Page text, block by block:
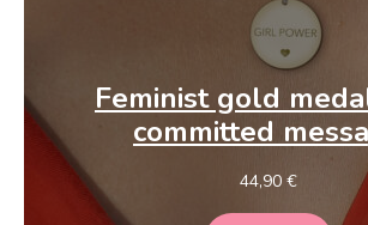
Feminist gold
committed
44,90 €